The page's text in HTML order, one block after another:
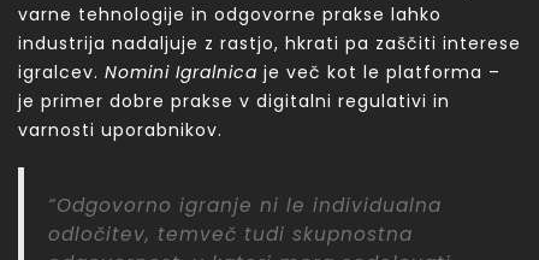
varne tehnologije in odgovorne prakse lahko
industrija nadaljuje z rastjo, hkrati pa zaščiti interese
igralcev. Nomini Igralnica je več kot le platforma –
je primer dobre prakse v digitalni regulativi in
varnosti uporabnikov.
“Odgovorno igranje ni le individualna
odločitev, temveč tudi skupnostna